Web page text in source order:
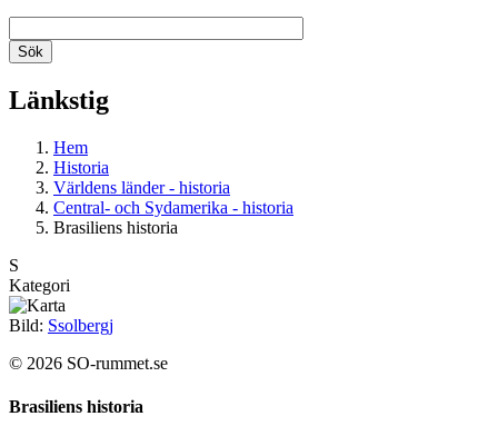
Länkstig
Hem
Historia
Världens länder - historia
Central- och Sydamerika - historia
Brasiliens historia
S
Kategori
Bild: Ssolbergj
© 2026 SO-rummet.se
Brasiliens historia